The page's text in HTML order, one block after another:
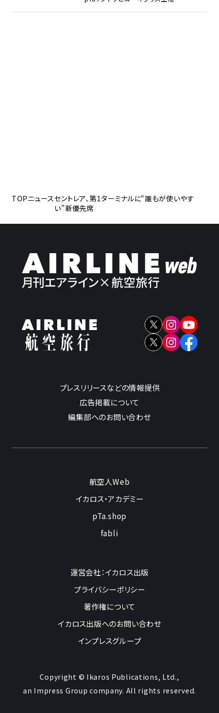
TOPニュースセントレア、第1ターミナルに“誰もが使いやす
い”新優先席
プレスリリースなどの情報提供
広告掲載について
編集部へのお問い合わせ
航空人Web
イカロス・アカデミー
pTa.shop
fabli
運営会社：イカロス出版
プライバシーポリシー
著作権について
イカロス出版へのお問い合わせ
インプレスグループ
Copyright © Ikaros Publications, Ltd.,
an Impress Group company. All rights reserved.